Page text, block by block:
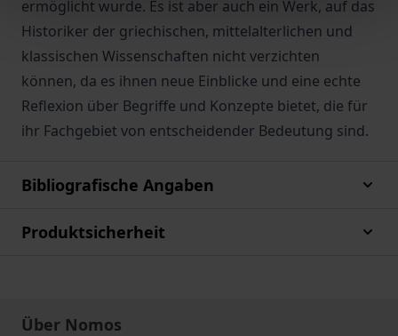
ermöglicht wurde. Es ist aber auch ein Werk, auf das
Historiker der griechischen, mittelalterlichen und
klassischen Wissenschaften nicht verzichten
können, da es ihnen neue Einblicke und eine echte
Reflexion über Begriffe und Konzepte bietet, die für
ihr Fachgebiet von entscheidender Bedeutung sind.
Bibliografische Angaben
Produktsicherheit
Über Nomos